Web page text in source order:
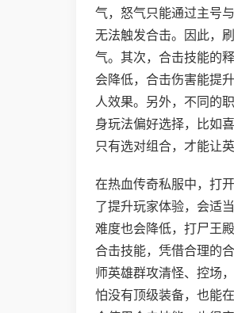
气，怒气只能通过主号
无法触发合击。因此，
气。其次，合击技能的
会降低，合击伤害能提
人效果。另外，不同的
身玩法偏好选择，比如
只有选对组合，才能让
在热血传奇私服中，打
了提升玩家体验，会适
难度也会降低，打尸王
合击技能，凭借合理的
师英雄群攻清怪、控场
怕没有顶级装备，也能